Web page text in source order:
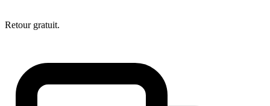
Retour gratuit.